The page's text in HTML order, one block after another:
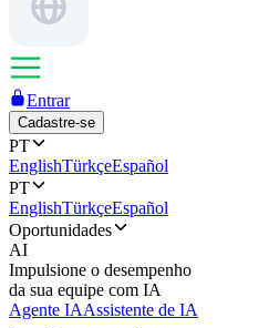
Entrar
Cadastre-se
PT
EnglishTürkçeEspañol
PT
EnglishTürkçeEspañol
Oportunidades
AI
Impulsione o desempenho
da sua equipe com IA
Agente IAAssistente de IA